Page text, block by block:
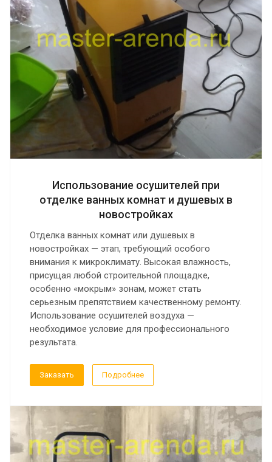
Использование осушителей при
отделке ванных комнат и душевых в
новостройках
Отделка ванных комнат или душевых в
новостройках — этап, требующий особого
внимания к микроклимату. Высокая влажность,
присущая любой строительной площадке,
особенно «мокрым» зонам, может стать
серьезным препятствием качественному ремонту.
Использование осушителей воздуха —
необходимое условие для профессионального
результата.
Заказать Подробнее